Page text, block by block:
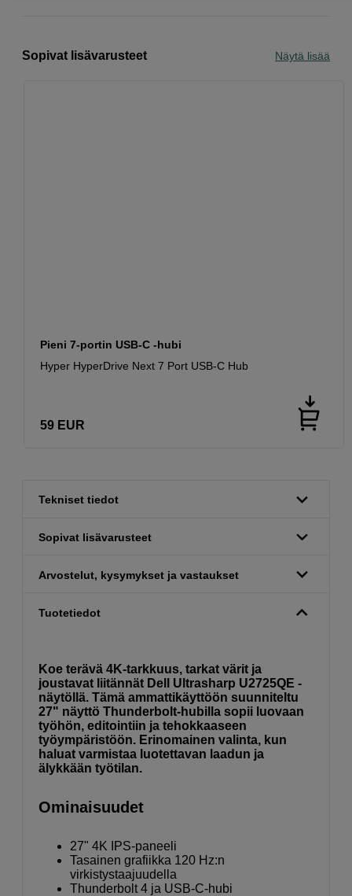
Sopivat lisävarusteet Näytä lisää
Pieni 7-portin USB-C -hubi
Hyper HyperDrive Next 7 Port USB-C Hub
59 EUR
Tekniset tiedot
Sopivat lisävarusteet
Arvostelut, kysymykset ja vastaukset
Tuotetiedot
Koe terävä 4K-tarkkuus, tarkat värit ja
joustavat liitännät Dell Ultrasharp U2725QE -
näytöllä. Tämä ammattikäyttöön suunniteltu
27" näyttö Thunderbolt-hubilla sopii luovaan
työhön, editointiin ja tehokkaaseen
työympäristöön. Erinomainen valinta, kun
haluat varmistaa luotettavan laadun ja
älykkään työtilan.
Ominaisuudet
27" 4K IPS-paneeli
Tasainen grafiikka 120 Hz:n
virkistystaajuudella
Thunderbolt 4 ja USB‑C-hubi